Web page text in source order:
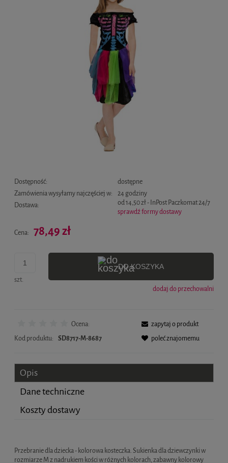
Dostępność:
dostępne
Zamówienia wysyłamy najczęściej w:
24 godziny
Dostawa:
od 14,50 zł- InPost Paczkomat 24/7
sprawdź formy dostawy
Cena: 78,49 zł
szt.
DO KOSZYKA
dodaj do przechowalni
Ocena:
Kod produktu: SD8717-M-8687
zapytaj o produkt
poleć znajomemu
Opis
Dane techniczne
Koszty dostawy
Przebranie dla dziecka - kolorowa kosteczka. Sukienka dla dziewczynki w
rozmiarze M z nadrukiem kości w różnych kolorach, zabawny kolorowy